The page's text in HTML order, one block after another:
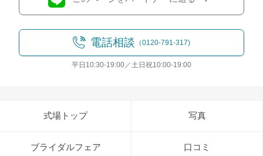
電話相談 （0120-791-317)
平日10:30-19:00／土日祝10:00-19:00
式場トップ 写真
ブライダルフェア 口コミ